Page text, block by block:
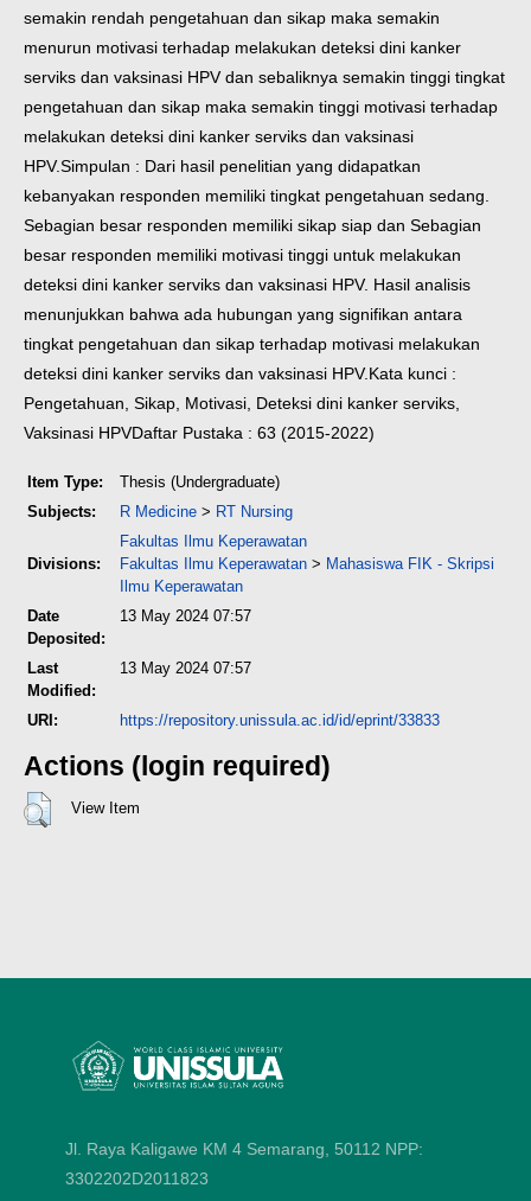
semakin rendah pengetahuan dan sikap maka semakin
menurun motivasi terhadap melakukan deteksi dini kanker
serviks dan vaksinasi HPV dan sebaliknya semakin tinggi tingkat
pengetahuan dan sikap maka semakin tinggi motivasi terhadap
melakukan deteksi dini kanker serviks dan vaksinasi
HPV.Simpulan : Dari hasil penelitian yang didapatkan
kebanyakan responden memiliki tingkat pengetahuan sedang.
Sebagian besar responden memiliki sikap siap dan Sebagian
besar responden memiliki motivasi tinggi untuk melakukan
deteksi dini kanker serviks dan vaksinasi HPV. Hasil analisis
menunjukkan bahwa ada hubungan yang signifikan antara
tingkat pengetahuan dan sikap terhadap motivasi melakukan
deteksi dini kanker serviks dan vaksinasi HPV.Kata kunci :
Pengetahuan, Sikap, Motivasi, Deteksi dini kanker serviks,
Vaksinasi HPVDaftar Pustaka : 63 (2015-2022)
Item Type:
Thesis (Undergraduate)
Subjects:
R Medicine > RT Nursing
Divisions:
Fakultas Ilmu Keperawatan
Fakultas Ilmu Keperawatan > Mahasiswa FIK - Skripsi
Ilmu Keperawatan
Date
Deposited:
13 May 2024 07:57
Last
Modified:
13 May 2024 07:57
URI: https://repository.unissula.ac.id/id/eprint/33833
Actions (login required)
View Item
Jl. Raya Kaligawe KM 4 Semarang, 50112 NPP:
3302202D2011823